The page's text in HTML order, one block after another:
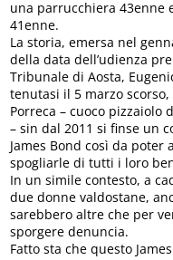
una parrucchiera 43enne
41enne.
La storia, emersa nel
della data dell’udienza
Tribunale di Aosta,
tenutasi il 5 marzo
Porreca – cuoco pizzaiolo
– sin dal 2011 si finse un
James Bond così da
spogliarle di tutti i loro
In un simile contesto, a
due donne valdostane,
sarebbero altre che per
sporgere denuncia.
Fatto sta che questo